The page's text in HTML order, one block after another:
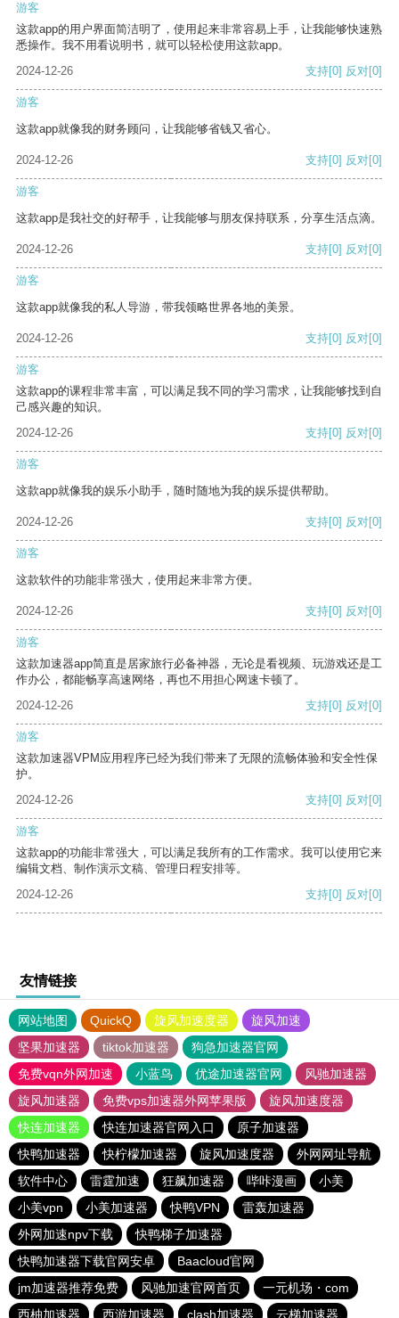
游客
这款app的用户界面简洁明了，使用起来非常容易上手，让我能够快速熟
悉操作。我不用看说明书，就可以轻松使用这款app。
2024-12-26
支持[0] 反对[0]
游客
这款app就像我的财务顾问，让我能够省钱又省心。
2024-12-26 支持[0] 反对[0]
游客
这款app是我社交的好帮手，让我能够与朋友保持联系，分享生活点滴。
2024-12-26 支持[0] 反对[0]
游客
这款app就像我的私人导游，带我领略世界各地的美景。
2024-12-26 支持[0] 反对[0]
游客
这款app的课程非常丰富，可以满足我不同的学习需求，让我能够找到自
己感兴趣的知识。
2024-12-26
支持[0] 反对[0]
游客
这款app就像我的娱乐小助手，随时随地为我的娱乐提供帮助。
2024-12-26 支持[0] 反对[0]
游客
这款软件的功能非常强大，使用起来非常方便。
2024-12-26 支持[0] 反对[0]
游客
这款加速器app简直是居家旅行必备神器，无论是看视频、玩游戏还是工
作办公，都能畅享高速网络，再也不用担心网速卡顿了。
2024-12-26
支持[0] 反对[0]
游客
这款加速器VPM应用程序已经为我们带来了无限的流畅体验和安全性保
护。
2024-12-26
支持[0] 反对[0]
游客
这款app的功能非常强大，可以满足我所有的工作需求。我可以使用它来
编辑文档、制作演示文稿、管理日程安排等。
2024-12-26
支持[0] 反对[0]
友情链接
网站地图 QuickQ 旋风加速度器
旋风加速
坚果加速器
tiktok加速器
狗急加速器官网
免费vqn外网加速
小蓝鸟 优途加速器官网
风驰加速器
旋风加速器
免费vps加速器外网苹果版
旋风加速度器
快连加速器
快连加速器官网入口
原子加速器
快鸭加速器
快柠檬加速器 旋风加速度器
外网网址导航
软件中心
雷霆加速 狂飙加速器 哔咔漫画
小美
小美vpn
小美加速器 快鸭VPN
雷轰加速器
外网加速npv下载
快鸭梯子加速器
快鸭加速器下载官网安卓
Baacloud官网
jm加速器推荐免费
风驰加速官网首页
一元机场・com
西柚加速器
西游加速器 clash加速器 云梯加速器